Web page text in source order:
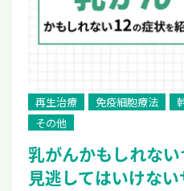
再生治療 免疫細胞療法
その他
乳がんかもしれな
見逃してはいけな